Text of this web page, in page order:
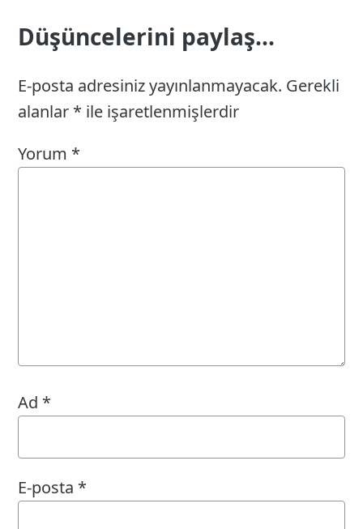
Düşüncelerini paylaş...
E-posta adresiniz yayınlanmayacak. Gerekli
alanlar * ile işaretlenmişlerdir
Yorum *
Ad *
E-posta *